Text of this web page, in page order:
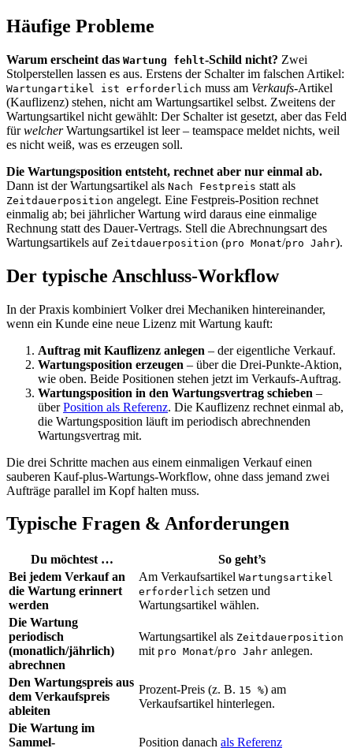
Häufige Probleme
Warum erscheint das Wartung fehlt-Schild nicht? Zwei
Stolperstellen lassen es aus. Erstens der Schalter im falschen Artikel:
Wartungartikel ist erforderlich muss am Verkaufs-Artikel
(Kauflizenz) stehen, nicht am Wartungsartikel selbst. Zweitens der
Wartungsartikel nicht gewählt: Der Schalter ist gesetzt, aber das Feld
fürwelcherWartungsartikel ist leer – teamspace meldet nichts, weil
es nicht weiß, was es erzeugen soll.
Die Wartungsposition entsteht, rechnet aber nur einmal ab.
Dann ist der Wartungsartikel als Nach Festpreis statt als
Zeitdauerposition angelegt. Eine Festpreis-Position rechnet
einmalig ab; bei jährlicher Wartung wird daraus eine einmalige
Rechnung statt des Dauer-Vertrags. Stell die Abrechnungsart des
Wartungsartikels auf Zeitdauerposition (pro Monat/pro Jahr).
Der typische Anschluss-Workflow
In der Praxis kombiniert Volker drei Mechaniken hintereinander,
wenn ein Kunde eine neue Lizenz mit Wartung kauft:
Auftrag mit Kauflizenz anlegen – der eigentliche Verkauf.
Wartungsposition erzeugen – über die Drei-Punkte-Aktion,
wie oben. Beide Positionen stehen jetzt im Verkaufs-Auftrag.
Wartungsposition in den Wartungsvertrag schieben –
überPosition als Referenz. Die Kauflizenz rechnet einmal ab,
die Wartungsposition läuft im periodisch abrechnenden
Wartungsvertrag mit.
Die drei Schritte machen aus einem einmaligen Verkauf einen
sauberen Kauf-plus-Wartungs-Workflow, ohne dass jemand zwei
Aufträge parallel im Kopf halten muss.
Typische Fragen & Anforderungen
Du möchtest …
So geht’s
Bei jedem Verkauf an
die Wartung erinnert
werden
Am Verkaufsartikel Wartungsartikel
erforderlich setzen und
Wartungsartikel wählen.
Die Wartung
periodisch
(monatlich/jährlich)
abrechnen
Wartungsartikel als Zeitdauerposition
mit pro Monat/pro Jahr anlegen.
Den Wartungspreis aus
dem Verkaufspreis
ableiten
Prozent-Preis (z. B. 15 %) am
Verkaufsartikel hinterlegen.
Die Wartung im
Sammel-
Position danach als Referenz